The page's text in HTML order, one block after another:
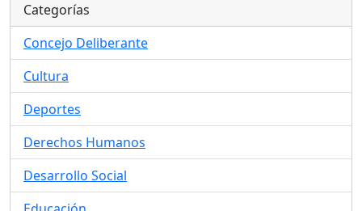
Categorías
Concejo Deliberante
Cultura
Deportes
Derechos Humanos
Desarrollo Social